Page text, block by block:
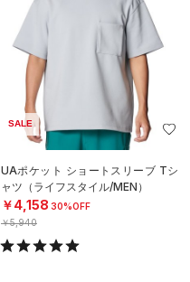
SALE
UAポケット ショートスリーブ Tシ
ャツ（ライフスタイル/MEN）
￥4,158 30%OFF
￥5,940